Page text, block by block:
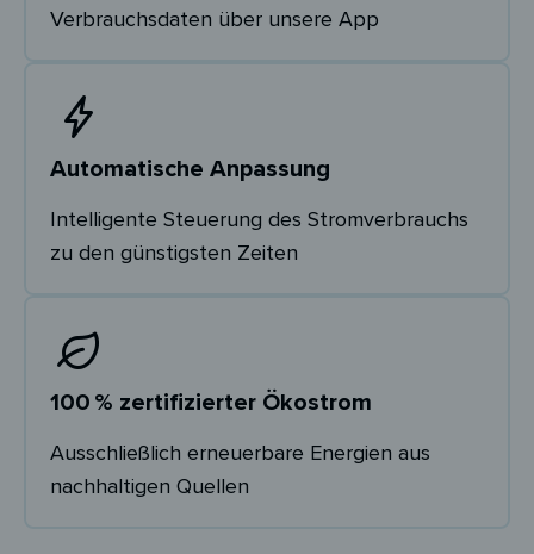
Verbrauchsdaten über unsere App
Automatische Anpassung
Intelligente Steuerung des Stromverbrauchs
zu den günstigsten Zeiten
100 % zertifizierter Ökostrom
Ausschließlich erneuerbare Energien aus
nachhaltigen Quellen